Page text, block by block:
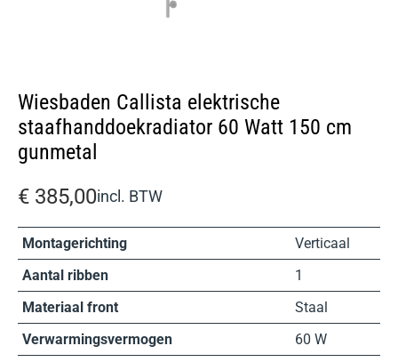
Wiesbaden Callista elektrische
staafhanddoekradiator 60 Watt 150 cm
gunmetal
€ 385,00incl. BTW
Montagerichting
Verticaal
Aantal ribben
1
Materiaal front
Staal
Verwarmingsvermogen
60 W